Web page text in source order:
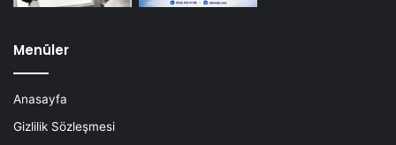
Menüler
Anasayfa
Gizlilik Sözleşmesi